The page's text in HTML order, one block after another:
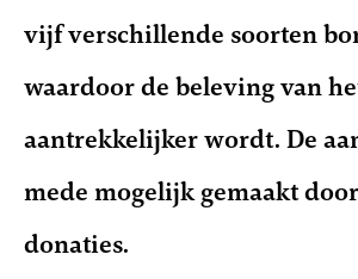
vijf verschillende soorten
waardoor de beleving van
aantrekkelijker wordt. De
mede mogelijk gemaakt
donaties.